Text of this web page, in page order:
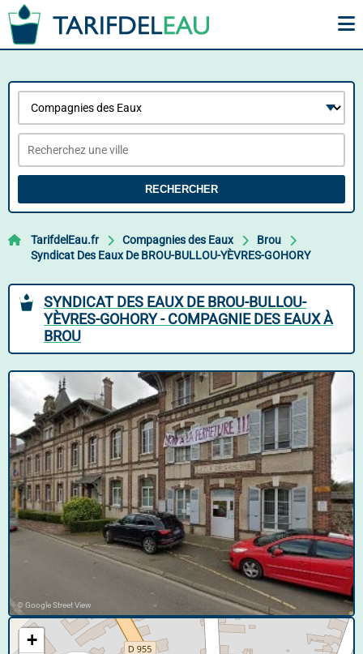
RECHERCHER
TarifdelEau.fr Compagnies des Eaux
Brou
Syndicat Des Eaux De BROU-BULLOU-YÈVRES-GOHORY
SYNDICAT DES EAUX DE BROU-BULLOU-
YÈVRES-GOHORY - COMPAGNIE DES EAUX À
BROU
© Google Street View
+